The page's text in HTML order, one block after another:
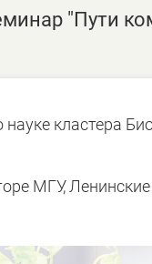
"Пути
кластера
МГУ,